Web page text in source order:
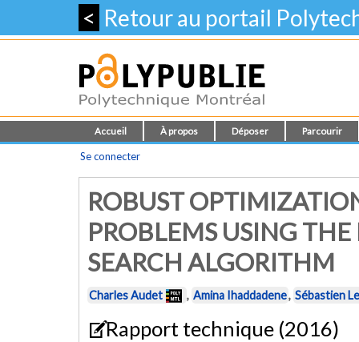
< Retour au portail
Accueil À propos Déposer Parcourir
Se connecter
ROBUST
PROBLEMS USING
SEARCH ALGORITHM
Charles Audet , Amina Ihaddadene, Sébastien
Rapport technique (2016)